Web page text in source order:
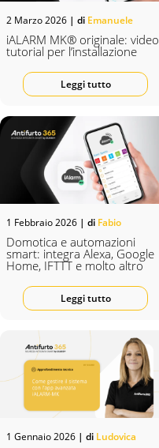
2 Marzo 2026 | di Emanuele
iALARM MK® originale: video
tutorial per l’installazione
Leggi tutto
1 Febbraio 2026 | di Fabio
Domotica e automazioni
smart: integra Alexa, Google
Home, IFTTT e molto altro
Leggi tutto
1 Gennaio 2026 | di Ludovica